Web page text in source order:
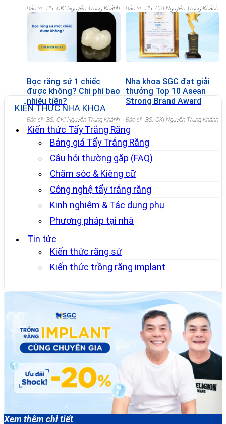
Bác sĩ: BS. CKI Nguyễn Trung Khánh Bác sĩ: BS. CKI Nguyễn Trung Khánh
Bọc răng sứ 1 chiếc
được không? Chi phí bao
nhiêu tiền?
Bác sĩ: BS. CKI Nguyễn Trung Khánh
Nha khoa SGC đạt giải
thưởng Top 10 Asean
Strong Brand Award
Bác sĩ: BS. CKI Nguyễn Trung Khánh
KIẾN THỨC NHA KHOA
Kiến thức Tẩy Trắng Răng
Bảng giá Tẩy Trắng Răng
Câu hỏi thường gặp (FAQ)
Chăm sóc & Kiêng cữ
Công nghệ tẩy trắng răng
Kinh nghiệm & Tác dụng phụ
Phương pháp tại nhà
Tin tức
Kiến thức răng sứ
Kiến thức trồng răng implant
Xem thêm chi tiết